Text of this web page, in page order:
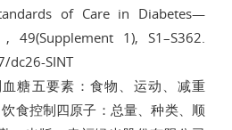
of Care in Diabetes—
49(Supplement 1), S1–S362.
dc26-SINT
糖五要素：食物、运动、减重
食控制四原子：总量、种类、顺